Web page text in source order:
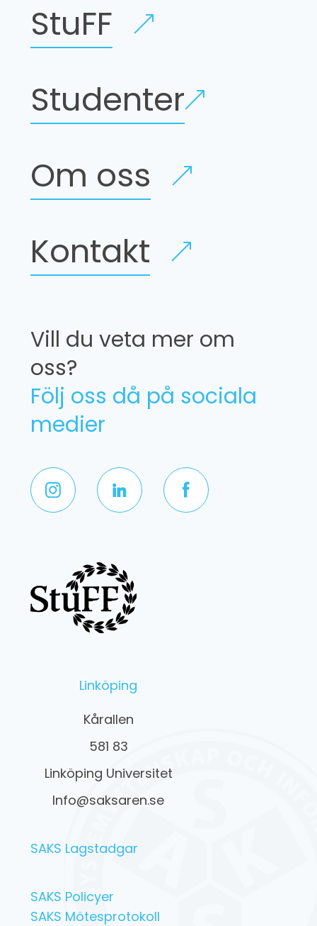
StuFF
Studenter
Om oss
Kontakt
Vill du veta mer om
oss?
Följ oss då på sociala
medier
Linköping
Kårallen
581 83
Linköping Universitet
Info@saksaren.se
SAKS Lagstadgar
SAKS Policyer
SAKS Mötesprotokoll